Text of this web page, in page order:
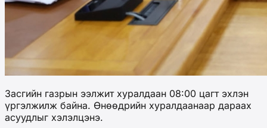
Засгийн газрын ээлжит хуралдаан 08:00 цагт эхлэн
үргэлжилж байна. Өнөөдрийн хуралдаанаар дараах
асуудлыг хэлэлцэнэ.